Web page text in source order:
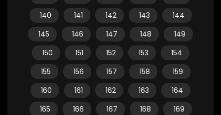
140
141 142 143
144
145
146 147 148
149
150
151 152 153
154
155
156 157 158
159
160
161 162 163
164
165
166 167 168
169